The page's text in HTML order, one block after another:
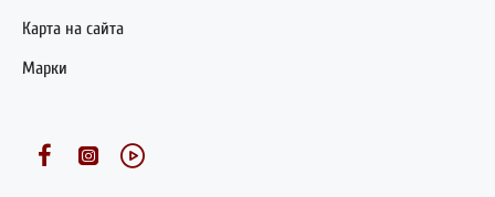
Карта на сайта
Марки